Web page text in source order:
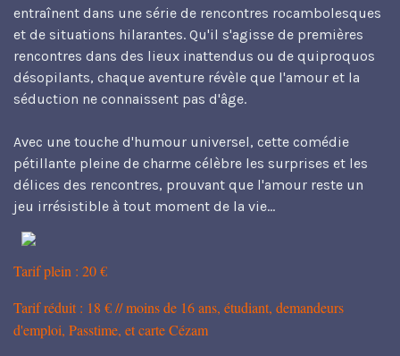
entraînent dans une série de rencontres rocambolesques
et de situations hilarantes. Qu'il s'agisse de premières
rencontres dans des lieux inattendus ou de quiproquos
désopilants, chaque aventure révèle que l'amour et la
séduction ne connaissent pas d'âge.
Avec une touche d'humour universel, cette comédie
pétillante pleine de charme célèbre les surprises et les
délices des rencontres, prouvant que l'amour reste un
jeu irrésistible à tout moment de la vie...
Tarif plein : 20 €
Tarif réduit : 18 € // moins de 16 ans, étudiant, demandeurs
d'emploi, Passtime, et carte Cézam